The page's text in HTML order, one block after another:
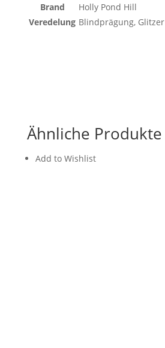
Brand
Holly Pond Hill
Veredelung Blindprägung, Glitzer
Ähnliche Produkte
Add to Wishlist